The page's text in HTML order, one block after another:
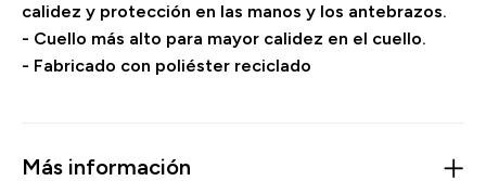
calidez y protección en las manos y los antebrazos.
- Cuello más alto para mayor calidez en el cuello.
- Fabricado con poliéster reciclado
Más información